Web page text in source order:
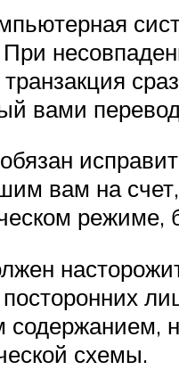
При
транзакция
вами
вам на
режиме,
посторонних
схемы.